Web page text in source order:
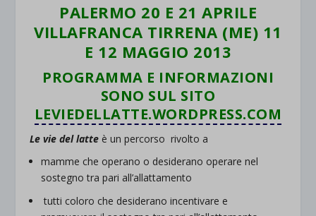
PALERMO 20 E 21 APRILE
VILLAFRANCA TIRRENA (ME) 11
E 12 MAGGIO 2013
PROGRAMMA E INFORMAZIONI
SONO SUL SITO
LEVIEDELLATTE.WORDPRESS.COM
Le vie del latte è un percorso rivolto a
mamme che operano o desiderano operare nel
sostegno tra pari all’allattamento
tutti coloro che desiderano incentivare e